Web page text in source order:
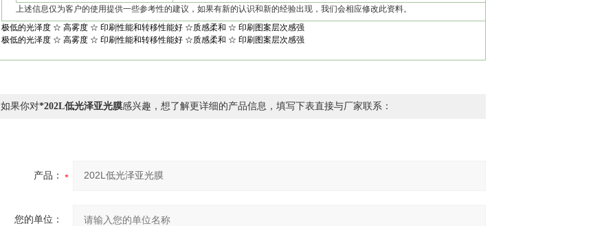
上述信息仅为客户的使用提供一些参考性的建议，如果有新的认识和新的经验出现，我们会相应修改此资料。
极低的光泽度 ☆ 高雾度 ☆ 印刷性能和转移性能好 ☆质感柔和 ☆ 印刷图案层次感强
极低的光泽度 ☆ 高雾度 ☆ 印刷性能和转移性能好 ☆质感柔和 ☆ 印刷图案层次感强
如果你对*202L低光泽亚光膜感兴趣，想了解更详细的产品信息，填写下表直接与厂家联系：
产品：
您的单位：